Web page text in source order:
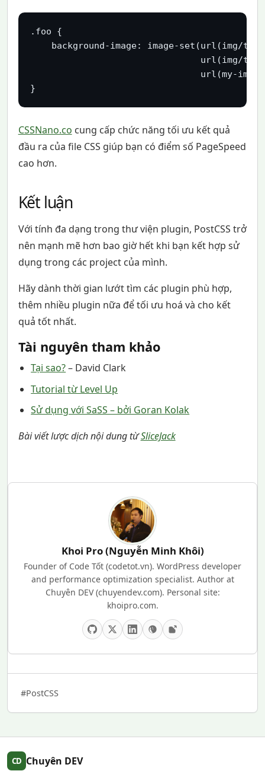
.foo {
background-image: image-set(url(img/
url(img/
url(my-img-
CSSNano.co cung cấp chức năng tối ưu kết quả
đầu ra của file CSS giúp bạn có điểm số PageSpeed
cao hơn.
Kết luận
Với tính đa dạng trong thư viện plugin, PostCSS trở
nên mạnh mẽ hơn bao giờ hết khi bạn kết hợp sử
dụng trong các project của mình.
Hãy dành thời gian lướt tìm các plugin phù hợp,
thêm nhiều plugin nữa để tối ưu hoá và cho kết
quả tốt nhất.
Tài nguyên tham khảo
Tại sao?– David Clark
Tutorial từ Level Up
Sử dụng với SaSS – bởi Goran Kolak
Bài viết lược dịch nội dung từSliceJack
Khoi Pro (Nguyễn Minh Khôi)
Founder of Code Tốt (codetot.vn). WordPress developer
and performance optimization specialist. Author at
Chuyên DEV (chuyendev.com). Personal site:
khoipro.com.
#PostCSS
CD Chuyên DEV